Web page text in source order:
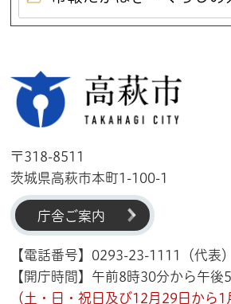
〒318-8511
茨城県高萩市本町1-100-1
庁舎ご案内
【電話番号】0293-23-1111（代表）
【開庁時間】午前8時30分から午後
（土・日・祝日及び12月29日から1